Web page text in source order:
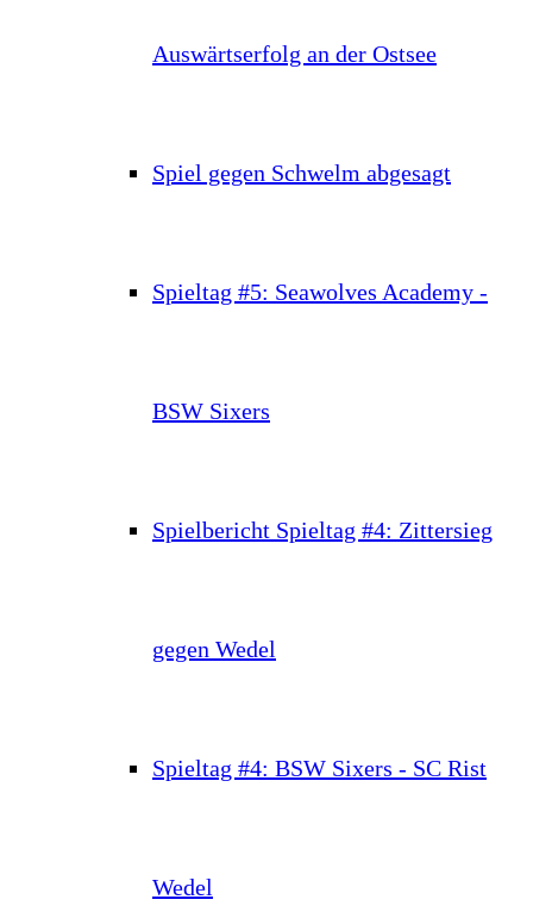
Auswärtserfolg an der Ostsee
Spiel gegen Schwelm abgesagt
Spieltag #5: Seawolves Academy -
BSW Sixers
Spielbericht Spieltag #4: Zittersieg
gegen Wedel
Spieltag #4: BSW Sixers - SC Rist
Wedel